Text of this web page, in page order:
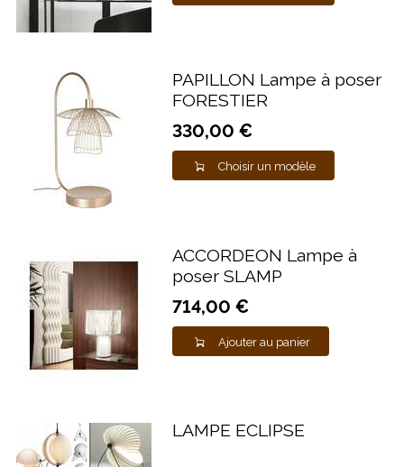
PAPILLON Lampe à poser
FORESTIER
330,00 €
Choisir un modèle
ACCORDEON Lampe à
poser SLAMP
714,00 €
Ajouter au panier
LAMPE ECLIPSE